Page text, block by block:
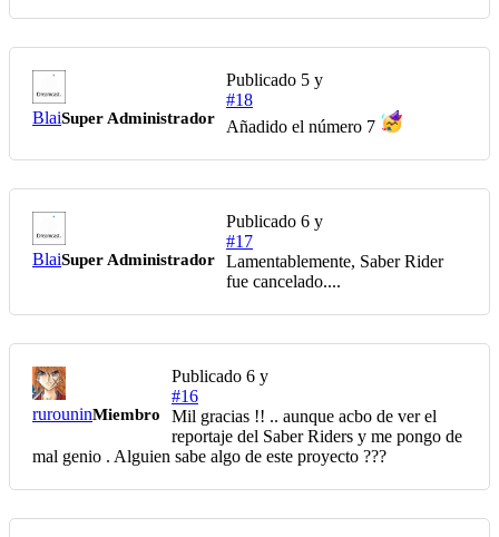
BlaiSuper Administrador
Publicado 5 y
#18
Añadido el número 7
BlaiSuper Administrador
Publicado 6 y
#17
Lamentablemente, Saber Rider
fue cancelado....
rurouninMiembro
Publicado 6 y
#16
Mil gracias !! .. aunque acbo de ver el
reportaje del Saber Riders y me pongo de
mal genio . Alguien sabe algo de este proyecto ???